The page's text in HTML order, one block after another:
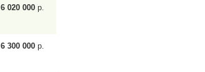
6 020 000 р.
6 300 000 р.